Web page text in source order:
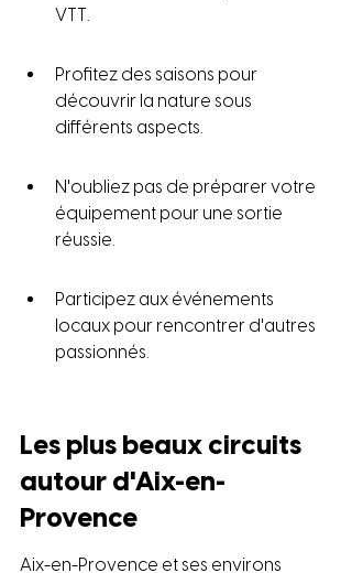
VTT.
Profitez des saisons pour
découvrir la nature sous
différents aspects.
N'oubliez pas de préparer votre
équipement pour une sortie
réussie.
Participez aux événements
locaux pour rencontrer d'autres
passionnés.
Les plus beaux circuits
autour d'Aix-en-
Provence
Aix-en-Provence et ses environs